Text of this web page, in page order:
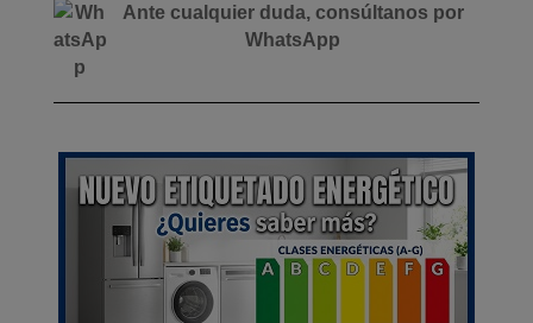
5391412
Ante cualquier duda, consúltanos por
WhatsApp